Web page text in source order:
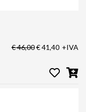
€ 46,00€ 41,40 +IVA